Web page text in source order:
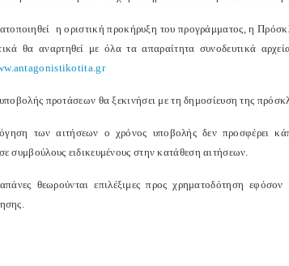
η οριστική προκήρυξη του προγράμματος, η
θα αναρτηθεί με όλα τα απαραίτητα συνοδευτικά
προτάσεων θα ξεκινήσει με τη δημοσίευση της
των αιτήσεων ο χρόνος υποβολής δεν προσφέρει
συμβούλους ειδικευμένους στην κατάθεση αιτήσεων.
θεωρούνται επιλέξιμες προς χρηματοδότηση